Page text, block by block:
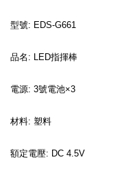
型號: EDS-G661
品名: LED指揮棒
電源: 3號電池×3
材料: 塑料
額定電壓: DC 4.5V